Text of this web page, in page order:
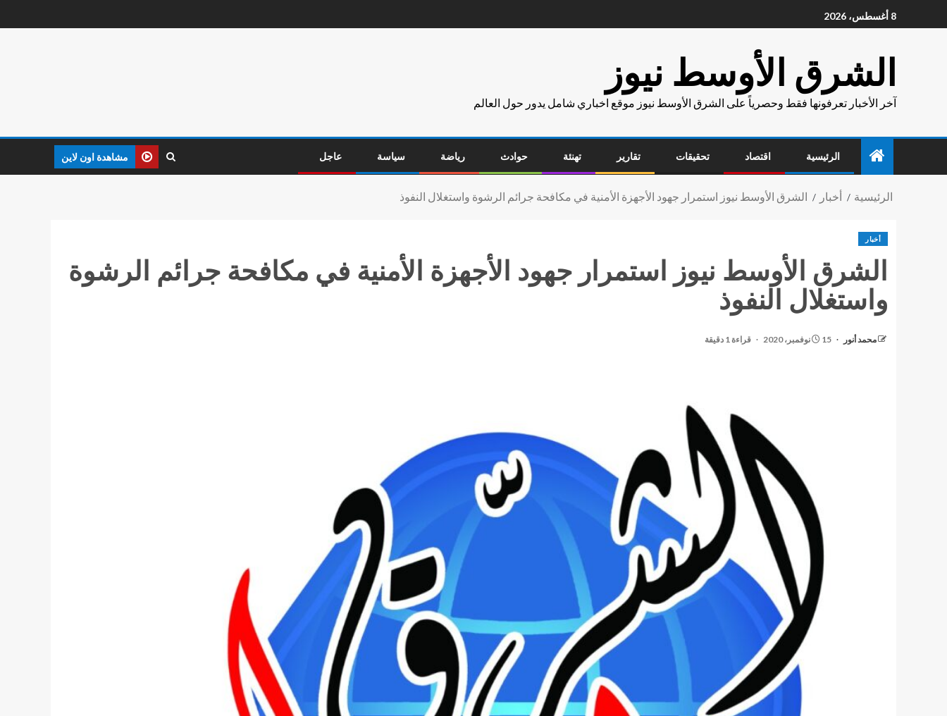
8 أغسطس، 2026
الشرق الأوسط نيوز
آخر الأخبار تعرفونها فقط وحصرياً على الشرق الأوسط نيوز موقع اخباري شامل يدور حول العالم
الرئيسية اقتصاد تحقيقات تقارير تهنئة حوادث رياضة سياسة عاجل مشاهدة اون لاين
الرئيسية أخبار الشرق الأوسط نيوز استمرار جهود الأجهزة الأمنية في مكافحة جرائم الرشوة واستغلال النفوذ
أخبار
الشرق الأوسط نيوز استمرار جهود الأجهزة الأمنية في مكافحة جرائم الرشوة
واستغلال النفوذ
محمد أنور 15 نوفمبر، 2020 قراءة 1 دقيقة